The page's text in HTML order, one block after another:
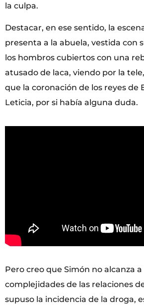
la culpa.
Destacar, en ese sentido, la
presenta a la abuela, vestida con
los hombros cubiertos con una
atusado de laca, viendo por la
que la coronación de los reyes de
Leticia, por si había alguna duda.
Pero creo que Simón no alcanza
complejidades de las relaciones
supuso la incidencia de la droga,